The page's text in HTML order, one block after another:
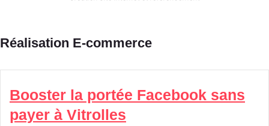
Réalisation E-commerce
Booster la portée Facebook sans
payer à Vitrolles